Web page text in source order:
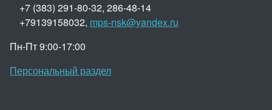
+7 (383) 291-80-32, 286-48-14
+79139158032, mps-nsk@yandex.ru
Пн-Пт 9:00-17:00
Персональный раздел